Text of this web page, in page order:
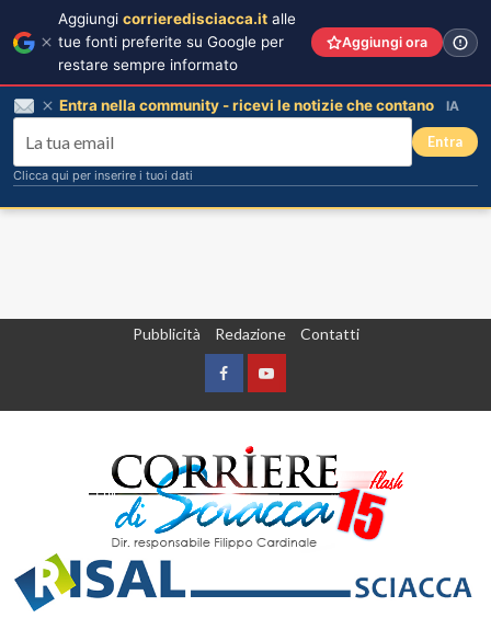
Pubblicità Redazione Contatti
FacebookYountube
Aggiungi corrieredisciacca.it alle
tue fonti preferite su Google per
restare sempre informato
Aggiungi ora
Entra nella community - ricevi le notizie che contano IA
Entra
Clicca qui per inserire i tuoi dati